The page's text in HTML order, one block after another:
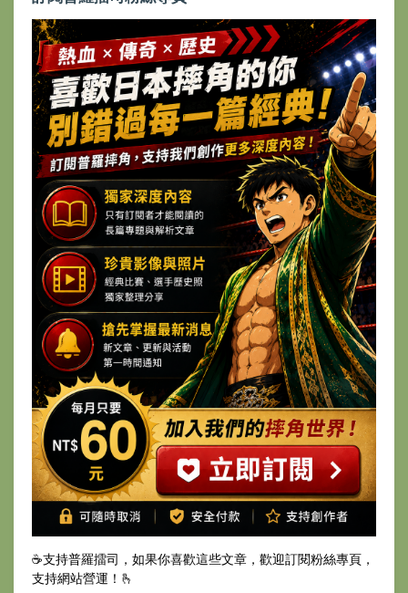
☕️支持普羅擂司，如果你喜歡這些文章，歡迎訂閱粉絲專頁，
支持網站營運！🫰